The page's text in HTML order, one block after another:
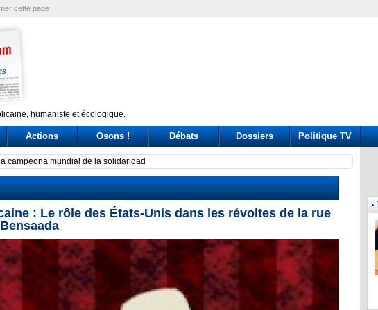
cette page
humaniste et écologique.
Actions Osons ! Débats Dossiers Politique TV
Bank hardships drive out Palestinian Christians
: Le rôle des États-Unis dans les révoltes de la rue